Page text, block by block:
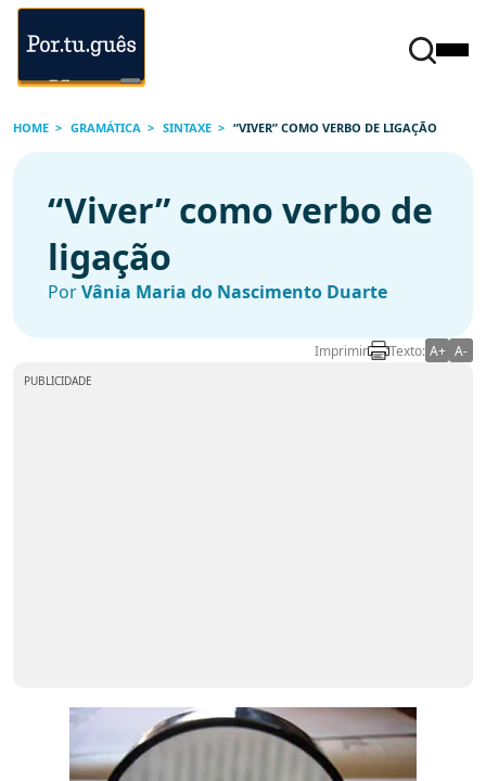
HOME GRAMÁTICA SINTAXE “VIVER” COMO VERBO DE LIGAÇÃO
“Viver” como verbo de
ligação
PorVânia Maria do Nascimento Duarte
Imprimir Texto: A+ A-
PUBLICIDADE